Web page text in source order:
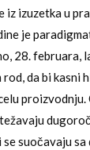
izuzetka u
je
28. februara,
da bi kasni
proizvodnju.
suočavaju sa